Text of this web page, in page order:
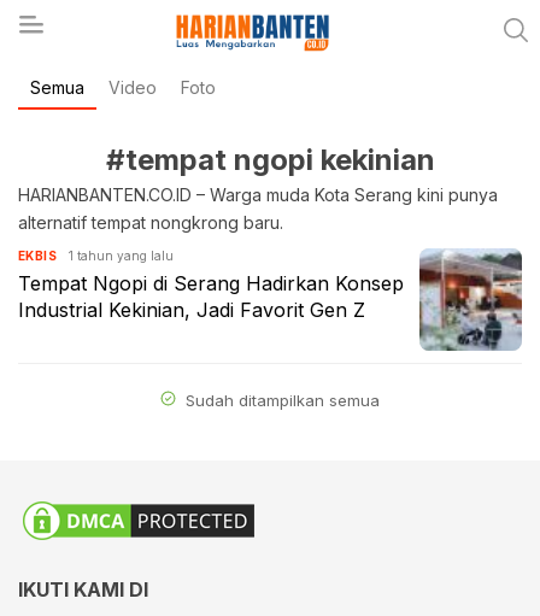
Harianbanten.co.id
Berita Banten dan Informasi Banten Terbaru Hari
Semua Video Foto
#tempat ngopi kekinian
HARIANBANTEN.CO.ID – Warga muda Kota Serang kini punya
alternatif tempat nongkrong baru.
EKBIS 1 tahun yang lalu
Tempat Ngopi di Serang Hadirkan Konsep
Industrial Kekinian, Jadi Favorit Gen Z
Sudah ditampilkan semua
IKUTI KAMI DI